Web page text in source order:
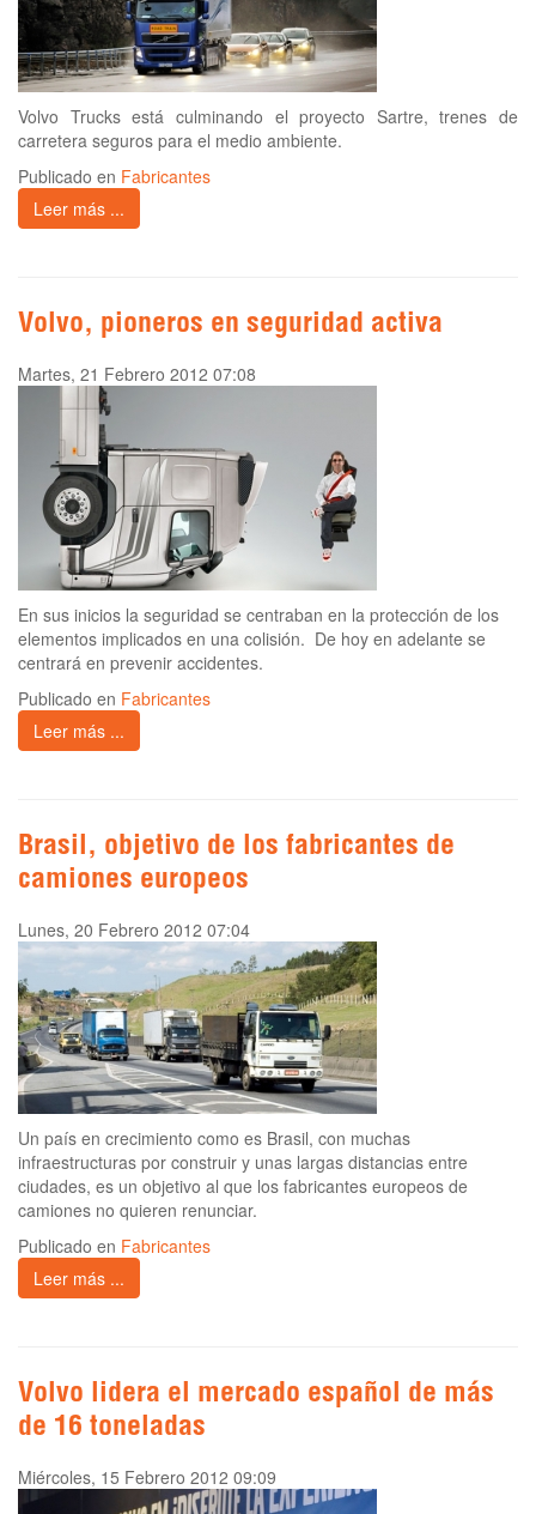
Volvo Trucks está culminando el proyecto Sartre, trenes de
carretera seguros para el medio ambiente.
Publicado en Fabricantes
Leer más ...
Volvo, pioneros en seguridad activa
Martes, 21 Febrero 2012 07:08
En sus inicios la seguridad se centraban en la protección de los
elementos implicados en una colisión. De hoy en adelante se
centrará en prevenir accidentes.
Publicado en Fabricantes
Leer más ...
Brasil, objetivo de los fabricantes de
camiones europeos
Lunes, 20 Febrero 2012 07:04
Un país en crecimiento como es Brasil, con muchas
infraestructuras por construir y unas largas distancias entre
ciudades, es un objetivo al que los fabricantes europeos de
camiones no quieren renunciar.
Publicado en Fabricantes
Leer más ...
Volvo lidera el mercado español de más
de 16 toneladas
Miércoles, 15 Febrero 2012 09:09